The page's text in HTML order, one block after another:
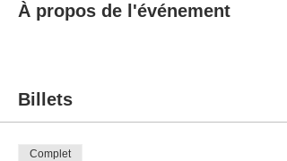
À propos de l'événement
Billets
Complet